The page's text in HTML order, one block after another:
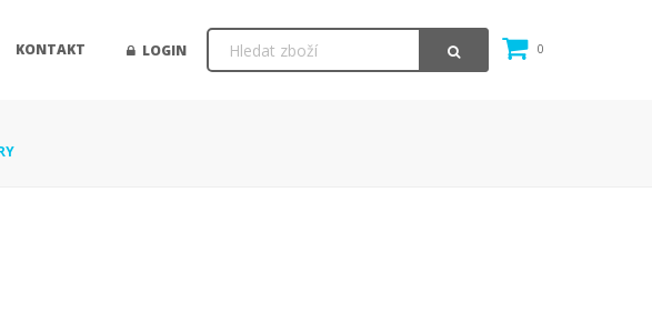
0
LOGIN
KONTAKT